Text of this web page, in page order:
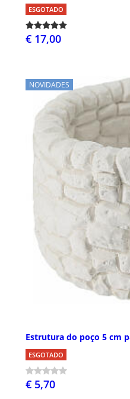
ESGOTADO
€ 17,00
NOVIDADES
Estrutura do poço 5 cm
ESGOTADO
€ 5,70